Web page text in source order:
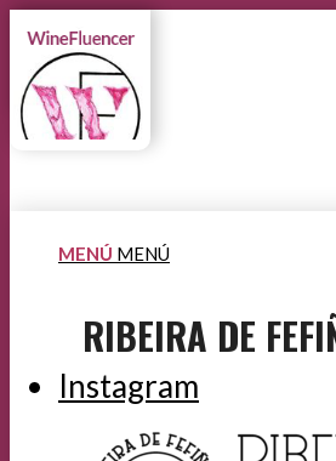
MENÚ MENÚ
Instagram
RIBEIRA DE